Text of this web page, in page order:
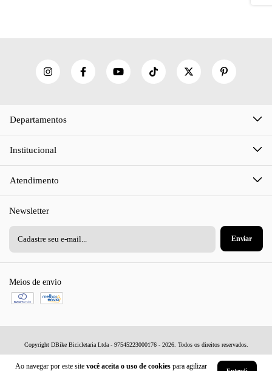
Ao navegar por este site você aceita o uso de cookies para agilizar
Departamentos
Institucional
Atendimento
Newsletter
Meios de envio
Copyright DBike Bicicletaria Ltda - 97545223000176 - 2026. Todos os direitos reservados.